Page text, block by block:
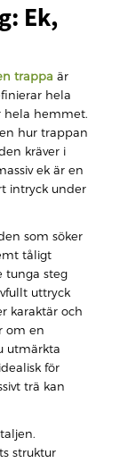
Ek,
trappa är
hela
hela hemmet.
hur trappan
kräver i
ek är en
intryck under
som söker
tåligt
tunga steg
uttryck
karaktär och
om en
utmärkta
för
trä kan
struktur